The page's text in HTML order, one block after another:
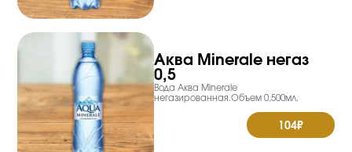
Аква Minerale негаз
0,5
Вода Аква Minerale
негазированная.Объем 0,500мл.
104₽